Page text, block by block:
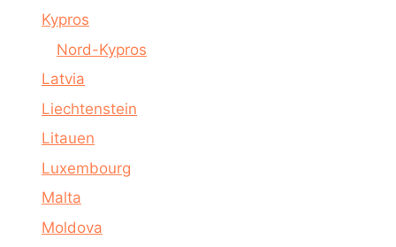
Kypros
Nord-Kypros
Latvia
Liechtenstein
Litauen
Luxembourg
Malta
Moldova